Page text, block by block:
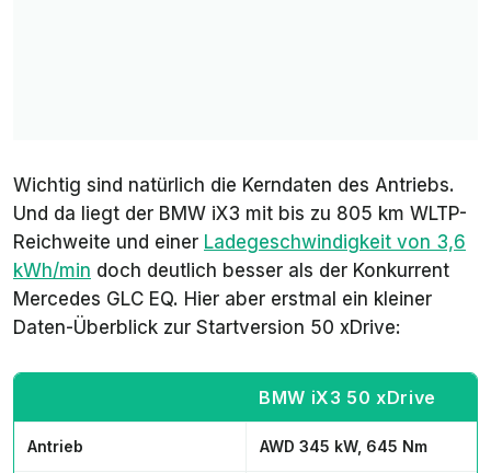
Wichtig sind natürlich die Kerndaten des Antriebs.
Und da liegt der BMW iX3 mit bis zu 805 km WLTP-
Reichweite und einer Ladegeschwindigkeit von 3,6
kWh/min doch deutlich besser als der Konkurrent
Mercedes GLC EQ. Hier aber erstmal ein kleiner
Daten-Überblick zur Startversion 50 xDrive:
BMW iX3 50 xDrive
Antrieb AWD 345 kW, 645 Nm